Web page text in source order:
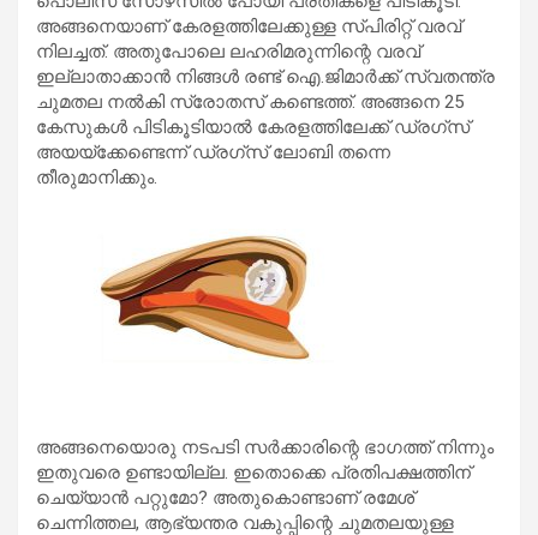
അങ്ങനെയാണ് കേരളത്തിലേക്കുള്ള സ്പിരിറ്റ് വരവ്
നിലച്ചത്. അതുപോലെ ലഹരിമരുന്നിന്റെ വരവ്
ഇല്ലാതാക്കാന്‍ നിങ്ങള്‍ രണ്ട് ഐ.ജിമാര്‍ക്ക് സ്വതന്ത്ര
ചുമതല നല്‍കി സ്രോതസ് കണ്ടെത്ത്. അങ്ങനെ 25
കേസുകള്‍ പിടികൂടിയാല്‍ കേരളത്തിലേക്ക് ഡ്രഗ്‌സ്
അയയ്‌ക്കേണ്ടെന്ന് ഡ്രഗ്‌സ് ലോബി തന്നെ
തീരുമാനിക്കും.
അങ്ങനെയൊരു നടപടി സര്‍ക്കാരിന്റെ ഭാഗത്ത് നിന്നും
ഇതുവരെ ഉണ്ടായില്ല. ഇതൊക്കെ പ്രതിപക്ഷത്തിന്
ചെയ്യാന്‍ പറ്റുമോ? അതുകൊണ്ടാണ് രമേശ്
ചെന്നിത്തല, ആഭ്യന്തര വകുപ്പിന്റെ ചുമതലയുള്ള